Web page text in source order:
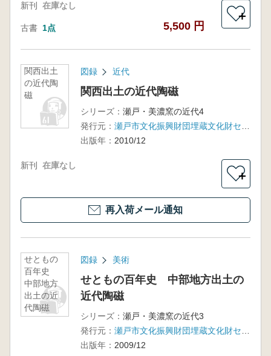
新刊 在庫なし
古書 1点 5,500 円
＋
関西出土
の近代陶
磁
図録 近代
関西出土の近代陶磁
シリーズ： 瀬戸・美濃窯の近代4
発行元：
出版年： 2010/12
新刊 在庫なし
＋
再入荷メール通知
せともの
百年史
中部地方
出土の近
代陶磁
図録 美術
せともの百年史 中部地方出土の
近代陶磁
シリーズ： 瀬戸・美濃窯の近代3
発行元：
出版年： 2009/12